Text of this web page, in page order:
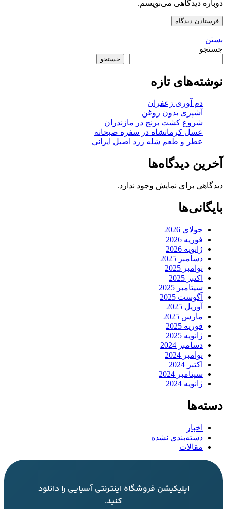
دوباره دیدگاهی می‌نویسم.
بستن
جستجو
جستجو
نوشته‌های تازه
دم آوری زعفران
آشپزی بدون روغن
شروع کشت برنج در مازندران
عسل کرمانشاه در سفره صبحانه
عطر و طعم شله زرد اصیل ایرانی
آخرین دیدگاه‌ها
دیدگاهی برای نمایش وجود ندارد.
بایگانی‌ها
جولای 2026
فوریه 2026
ژانویه 2026
دسامبر 2025
نوامبر 2025
اکتبر 2025
سپتامبر 2025
آگوست 2025
آوریل 2025
مارس 2025
فوریه 2025
ژانویه 2025
دسامبر 2024
نوامبر 2024
اکتبر 2024
سپتامبر 2024
ژانویه 2024
دسته‌ها
اخبار
دسته‌بندی نشده
مقالات
اپلیکیشن فروشگاه اینترنتی آسیایی را دانلود
کنید.